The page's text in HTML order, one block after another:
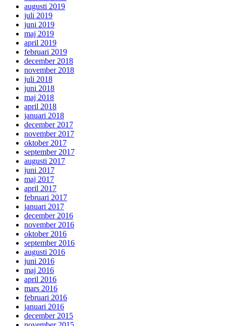
augusti 2019
juli 2019
juni 2019
maj 2019
april 2019
februari 2019
december 2018
november 2018
juli 2018
juni 2018
maj 2018
april 2018
januari 2018
december 2017
november 2017
oktober 2017
september 2017
augusti 2017
juni 2017
maj 2017
april 2017
februari 2017
januari 2017
december 2016
november 2016
oktober 2016
september 2016
augusti 2016
juni 2016
maj 2016
april 2016
mars 2016
februari 2016
januari 2016
december 2015